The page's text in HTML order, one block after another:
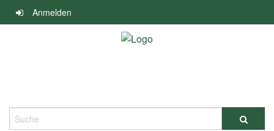
Navigation
überspringen
Anmelden
Suche